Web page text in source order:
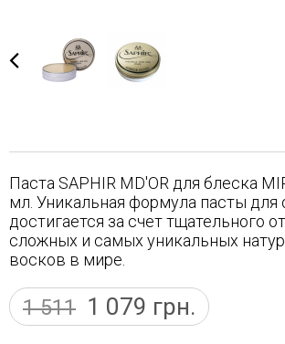
Паста SAPHIR MD'OR для блеска
мл. Уникальная формула пасты для
достигается за счет тщательного
сложных и самых уникальных
восков в мире.
1 511 1 079 грн.